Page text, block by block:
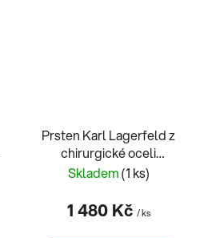
Prsten Karl Lagerfeld z
chirurgické oceli
KLAYC54014
Skladem(1 ks)
1 480 Kč / ks